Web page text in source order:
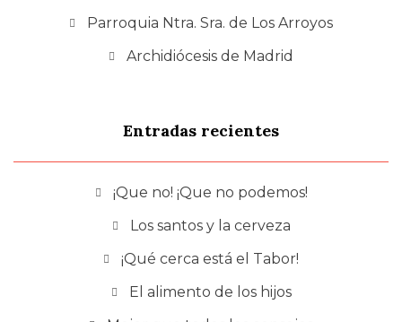
Parroquia Ntra. Sra. de Los Arroyos
Archidiócesis de Madrid
Entradas recientes
¡Que no! ¡Que no podemos!
Los santos y la cerveza
¡Qué cerca está el Tabor!
El alimento de los hijos